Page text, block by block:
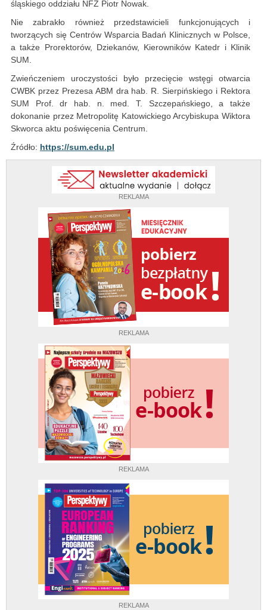
REKLAMA
REKLAMA
REKLAMA
REKLAMA
śląskiego oddziału NFZ Piotr Nowak.
Nie zabrakło również przedstawicieli funkcjonujących i
tworzących się Centrów Wsparcia Badań Klinicznych w Polsce,
a także Prorektorów, Dziekanów, Kierowników Katedr i Klinik
SUM.
Zwieńczeniem uroczystości było przecięcie wstęgi otwarcia
CWBK przez Prezesa ABM dra hab. R. Sierpińskiego i Rektora
SUM Prof. dr hab. n. med. T. Szczepańskiego, a także
dokonanie przez Metropolitę Katowickiego Arcybiskupa Wiktora
Skworca aktu poświęcenia Centrum.
Źródło: https://sum.edu.pl